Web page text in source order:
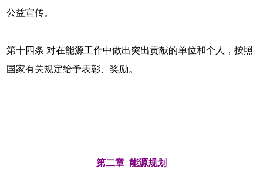
公益宣传。
第十四条 对在能源工作中做出突出贡献的单位和个人，按照
国家有关规定给予表彰、奖励。
第二章 能源规划